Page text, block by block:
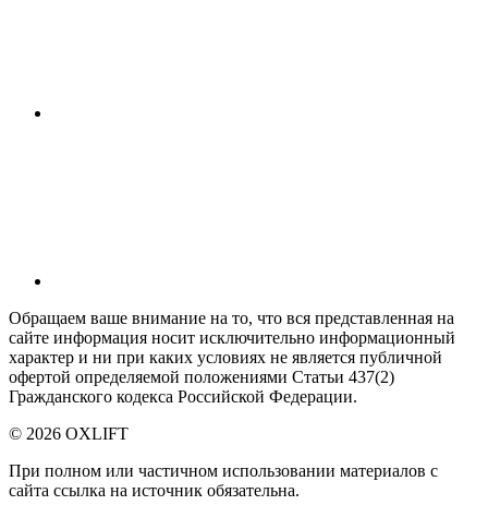
Обращаем ваше внимание на то, что вся представленная на
сайте информация носит исключительно информационный
характер и ни при каких условиях не является публичной
офертой определяемой положениями Статьи 437(2)
Гражданского кодекса Российской Федерации.
© 2026 OXLIFT
При полном или частичном использовании материалов с
сайта ссылка на источник обязательна.